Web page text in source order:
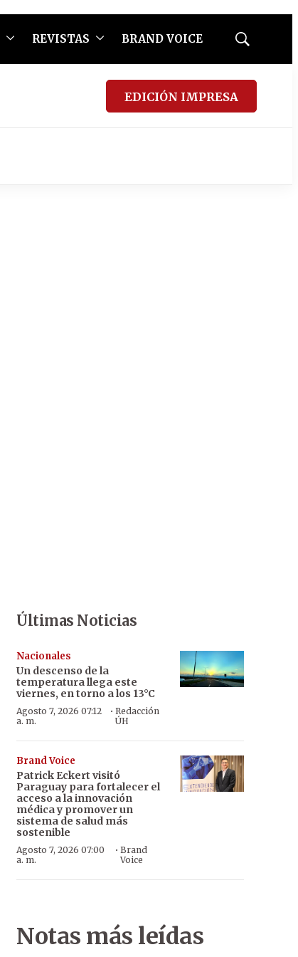
REVISTAS BRAND VOICE
Mostrar
EDICIÓN IMPRESA
Últimas Noticias
Nacionales
Un descenso de la
temperatura llega este
viernes, en torno a los 13°C
Agosto 7, 2026 07:12
a. m.
· Redacción
ÚH
Brand Voice
Patrick Eckert visitó
Paraguay para fortalecer el
acceso a la innovación
médica y promover un
sistema de salud más
sostenible
Agosto 7, 2026 07:00
a. m.
· Brand
Voice
Notas más leídas